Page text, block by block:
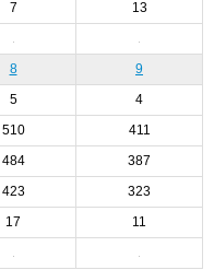
7 13
8 9
5 4
510 411
484 387
423 323
17 11